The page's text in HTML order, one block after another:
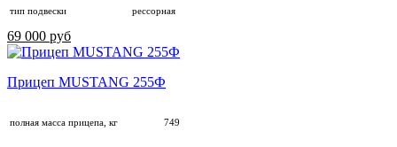
тип подвески рессорная
69 000 руб
Прицеп MUSTANG 255Ф
полная масса прицепа, кг 749